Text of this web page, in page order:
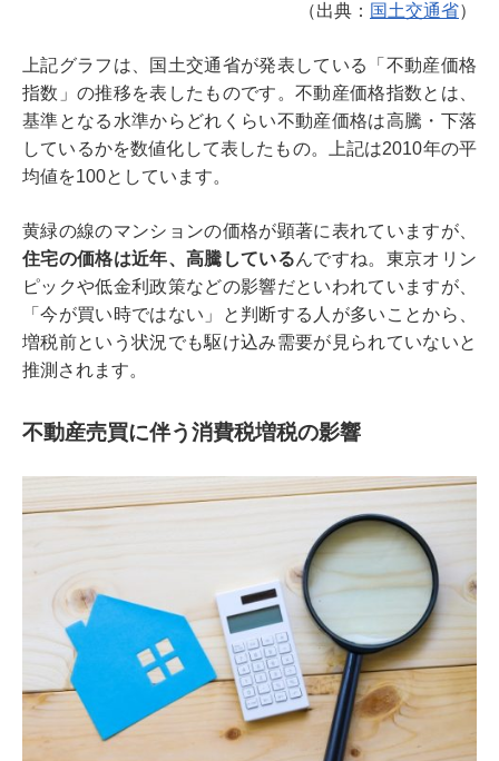
（出典： 国土交通省）
上記グラフは、国土交通省が発表している「不動産価格
指数」の推移を表したものです。不動産価格指数とは、
基準となる水準からどれくらい不動産価格は高騰・下落
しているかを数値化して表したもの。上記は2010年の平
均値を100としています。
黄緑の線のマンションの価格が顕著に表れていますが、
住宅の価格は近年、高騰しているんですね。東京オリン
ピックや低金利政策などの影響だといわれていますが、
「今が買い時ではない」と判断する人が多いことから、
増税前という状況でも駆け込み需要が見られていないと
推測されます。
不動産売買に伴う消費税増税の影響